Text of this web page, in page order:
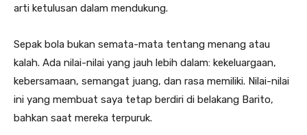
arti ketulusan dalam mendukung.
Sepak bola bukan semata-mata tentang menang atau
kalah. Ada nilai-nilai yang jauh lebih dalam: kekeluargaan,
kebersamaan, semangat juang, dan rasa memiliki. Nilai-nilai
ini yang membuat saya tetap berdiri di belakang Barito,
bahkan saat mereka terpuruk.